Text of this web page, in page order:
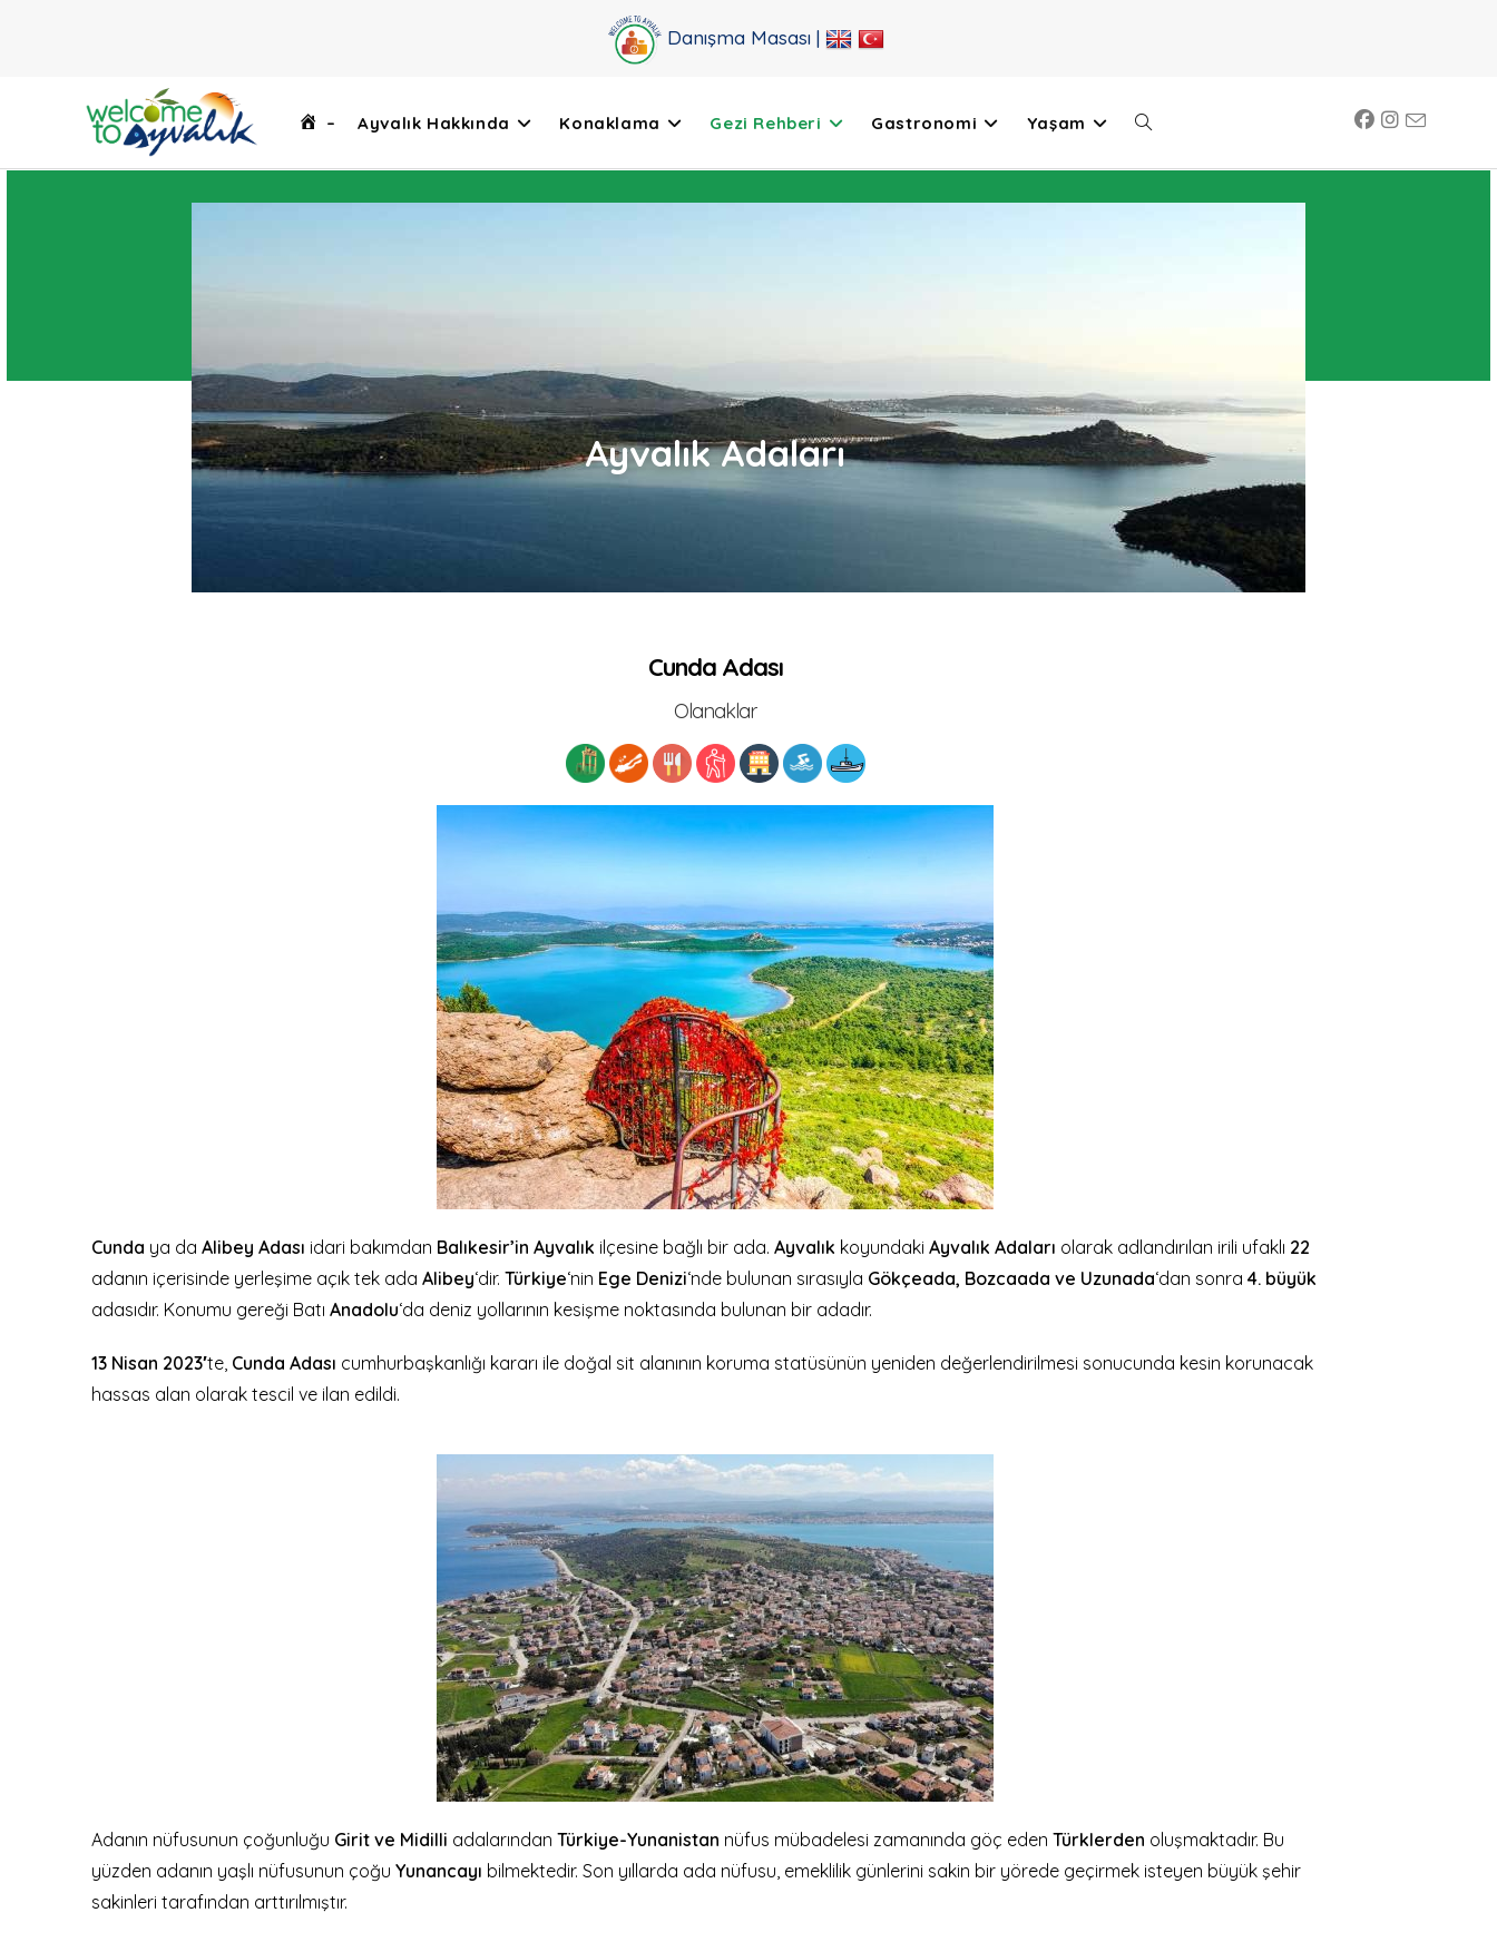
Danışma Masası |
– Ayvalık Hakkında Konaklama Gezi Rehberi Gastronomi Yaşam
Ayvalık Adaları
Cunda Adası
Olanaklar
Cunda ya da Alibey Adası idari bakımdan Balıkesir’in Ayvalık ilçesine bağlı bir ada. Ayvalık koyundaki Ayvalık Adaları olarak adlandırılan irili ufaklı 22
adanın içerisinde yerleşime açık tek ada Alibey‘dir. Türkiye‘nin Ege Denizi‘nde bulunan sırasıyla Gökçeada, Bozcaada ve Uzunada‘dan sonra 4. büyük
adasıdır. Konumu gereği Batı Anadolu‘da deniz yollarının kesişme noktasında bulunan bir adadır.
13 Nisan 2023′te, Cunda Adası cumhurbaşkanlığı kararı ile doğal sit alanının koruma statüsünün yeniden değerlendirilmesi sonucunda kesin korunacak
hassas alan olarak tescil ve ilan edildi.
Adanın nüfusunun çoğunluğu Girit ve Midilli adalarından Türkiye-Yunanistan nüfus mübadelesi zamanında göç eden Türklerden oluşmaktadır. Bu
yüzden adanın yaşlı nüfusunun çoğu Yunancayı bilmektedir. Son yıllarda ada nüfusu, emeklilik günlerini sakin bir yörede geçirmek isteyen büyük şehir
sakinleri tarafından arttırılmıştır.